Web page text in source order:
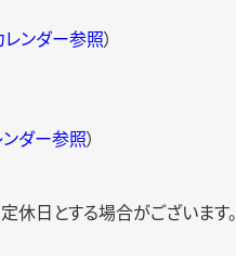
レンダー参照）
ンダー参照）
休日とする場合がございます。